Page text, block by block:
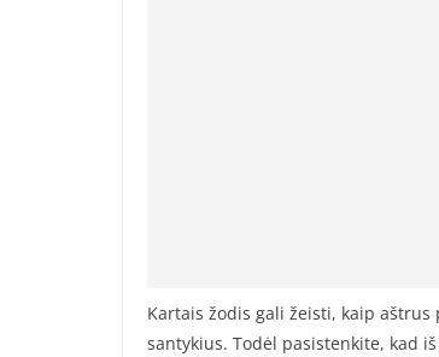
Kartais žodis gali žeisti, kaip
santykius. Todėl pasistenkite, kad